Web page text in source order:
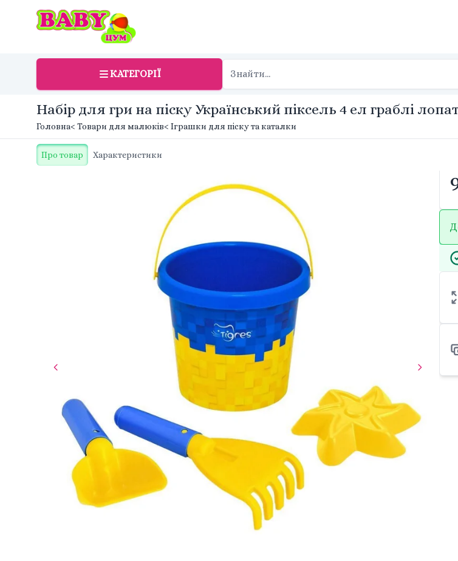
КАТЕГОРІЇ
Набір для гри на піску Український піксель 4 ел граблі
Головна< Товари для малюків< Іграшки для піску та каталки
Про товар Характеристики